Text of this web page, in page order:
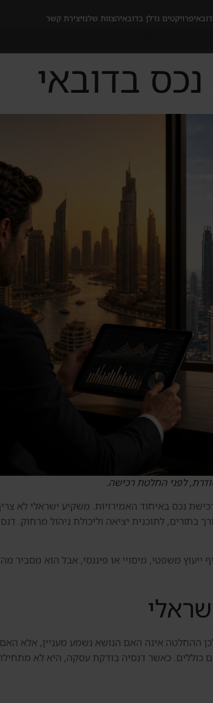
פרויקטים נדלן בדובאיהצוות שלנויצירת קשר
בדובאי
לפני החלטת רכישה.
נכס באיחוד האמירויות. משקיע ישראלי לא
לתוכנית יציאה וליכולת ניהול מרחוק.
משפטי, מיסויי או פיננסי, אבל הוא מסביר
ההחלטה אינה האם הנושא נשמע מעניין, אלא
כוללים. כאשר דנסיה בודקת עסקה, היא לא